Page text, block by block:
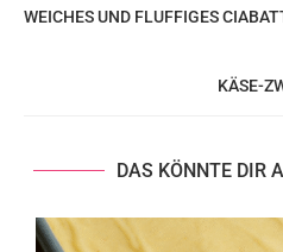
WEICHES UND FLUFFIGES
KÄSE-
DAS KÖNNTE DIR